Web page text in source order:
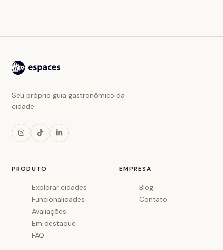
Seu próprio guia gastronômico da
cidade.
PRODUTO
Explorar cidades
Funcionalidades
Avaliações
Em destaque
FAQ
EMPRESA
Blog
Contato